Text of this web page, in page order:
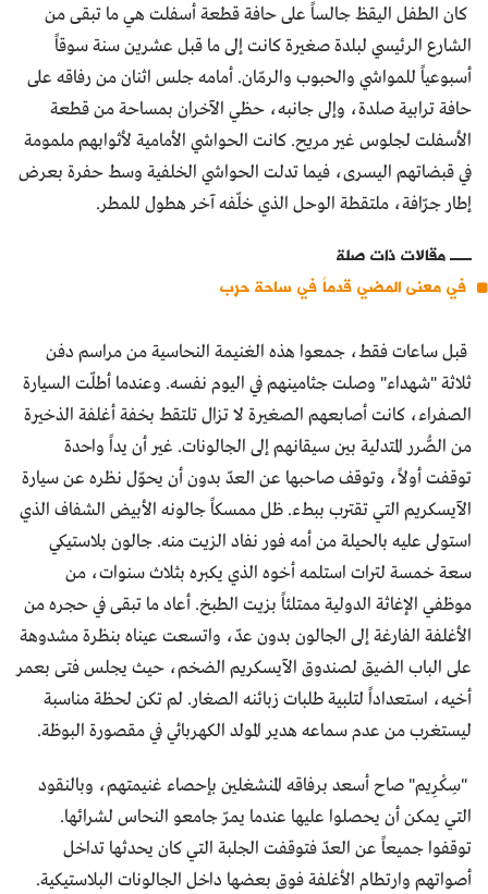
كان الطفل اليقظ جالساً على حافة قطعة أسفلت هي ما تبقى من
الشارع الرئيسي لبلدة صغيرة كانت إلى ما قبل عشرين سنة سوقاً
أسبوعياً للمواشي والحبوب والرمّان. أمامه جلس اثنان من رفاقه على
حافة ترابية صلدة، وإلى جانبه، حظي الآخران بمساحة من قطعة
الأسفلت لجلوس غير مريح. كانت الحواشي الأمامية لأثوابهم ملمومة
في قبضاتهم اليسرى، فيما تدلت الحواشي الخلفية وسط حفرة بعرض
إطار جرّافة، ملتقطة الوحل الذي خلّفه آخر هطول للمطر.
مقالات ذات صلة
في معنى المضي قدماً في ساحة حرب
قبل ساعات فقط، جمعوا هذه الغنيمة النحاسية من مراسم دفن
ثلاثة "شهداء" وصلت جثامينهم في اليوم نفسه. وعندما أطلّت السيارة
الصفراء، كانت أصابعهم الصغيرة لا تزال تلتقط بخفة أغلفة الذخيرة
من الصُّرر المتدلية بين سيقانهم إلى الجالونات. غير أن يداً واحدة
توقفت أولاً، وتوقف صاحبها عن العدّ بدون أن يحوّل نظره عن سيارة
الآيسكريم التي تقترب ببطء. ظل ممسكاً جالونه الأبيض الشفاف الذي
استولى عليه بالحيلة من أمه فور نفاد الزيت منه. جالون بلاستيكي
سعة خمسة لترات استلمه أخوه الذي يكبره بثلاث سنوات، من
موظفي الإغاثة الدولية ممتلئاً بزيت الطبخ. أعاد ما تبقى في حجره من
الأغلفة الفارغة إلى الجالون بدون عدّ، واتسعت عيناه بنظرة مشدوهة
على الباب الضيق لصندوق الآيسكريم الضخم، حيث يجلس فتى بعمر
أخيه، استعداداً لتلبية طلبات زبائنه الصغار. لم تكن لحظة مناسبة
ليستغرب من عدم سماعه هدير المولد الكهربائي في مقصورة البوظة.
"سِكْرِيم" صاح أسعد برفاقه المنشغلين بإحصاء غنيمتهم، وبالنقود
التي يمكن أن يحصلوا عليها عندما يمرّ جامعو النحاس لشرائها.
توقفوا جميعاً عن العدّ فتوقفت الجلبة التي كان يحدثها تداخل
أصواتهم وارتطام الأغلفة فوق بعضها داخل الجالونات البلاستيكية.